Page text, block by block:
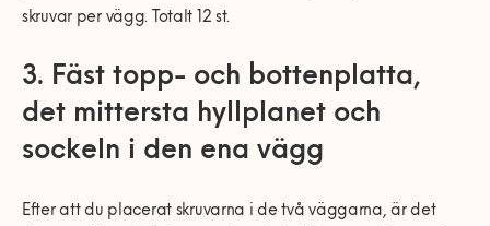
skruvar per vägg. Totalt 12 st.
3. Fäst topp- och bottenplatta,
det mittersta hyllplanet och
sockeln i den ena vägg
Efter att du placerat skruvarna i de två väggarna, är det